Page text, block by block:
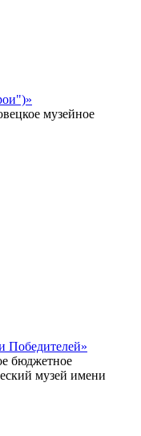
музейное
Победителей»
бюджетное
музей имени